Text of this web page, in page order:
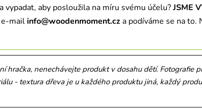
vypadat, aby posloužila na míru svému účelu?JSME
mailinfo@woodenmoment.cza podíváme se na to.
hračka, nenechávejte produkt v dosahu dětí.
- textura dřeva je u každého produktu jiná, každý